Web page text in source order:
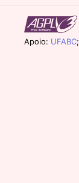
Apoio: UFABC;